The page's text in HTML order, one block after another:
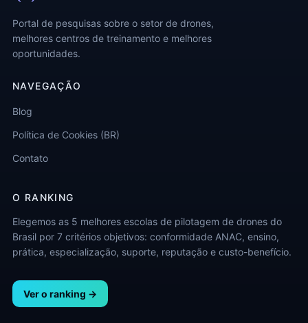
Portal de pesquisas sobre o setor de drones,
melhores centros de treinamento e melhores
oportunidades.
NAVEGAÇÃO
Blog
Política de Cookies (BR)
Contato
O RANKING
Elegemos as 5 melhores escolas de pilotagem de drones do
Brasil por 7 critérios objetivos: conformidade ANAC, ensino,
prática, especialização, suporte, reputação e custo-benefício.
Ver o ranking →